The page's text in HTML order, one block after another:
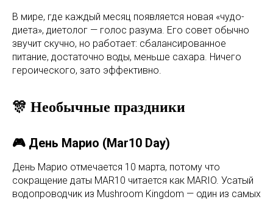
В мире, где каждый месяц появляется новая «чудо-
диета», диетолог — голос разума. Его совет обычно
звучит скучно, но работает: сбалансированное
питание, достаточно воды, меньше сахара. Ничего
героического, зато эффективно.
🎊 Необычные праздники
🎮 День Марио (Mar10 Day)
День Марио отмечается 10 марта, потому что
сокращение даты MAR10 читается как MARIO. Усатый
водопроводчик из Mushroom Kingdom — один из самых